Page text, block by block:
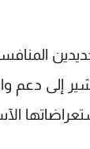
إلى دعم